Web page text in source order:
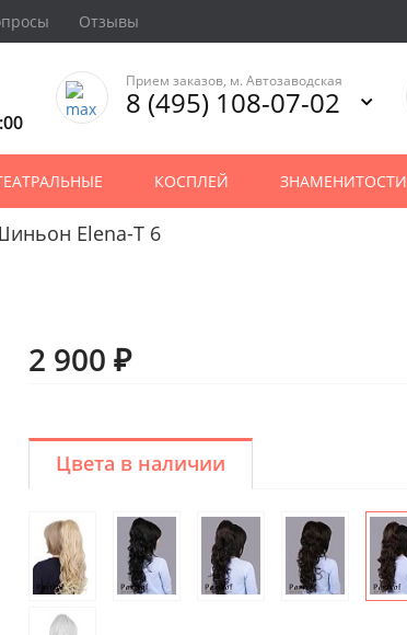
Отзывы
Прием заказов, м. Автозаводская
8 (495) 108-07-02
КОСПЛЕЙ ЗНАМЕНИТОСТИ
Elena-T 6
2 900 ₽
Цвета в наличии